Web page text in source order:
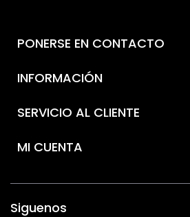
PONERSE EN CONTACTO
INFORMACIÓN
SERVICIO AL CLIENTE
MI CUENTA
Siguenos